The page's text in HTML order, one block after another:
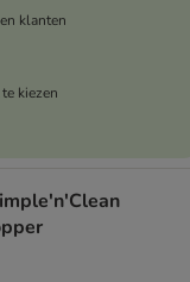
klanten
kiezen